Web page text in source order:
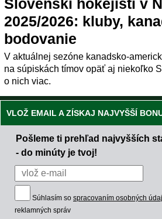
Slovenskí hokejisti v
2025/2026: kluby,
bodovanie
V aktuálnej sezóne kanadsko-
na súpiskách tímov opäť aj niekoľko
o nich viac.
VLOŽ EMAIL A ZÍSKAJ NAJVYŠŠÍ
Pošleme ti prehľad najvyšších
- do minúty je tvoj!
Súhlasím so spracovaním osobných
reklamných správ